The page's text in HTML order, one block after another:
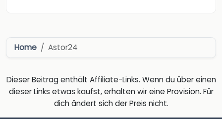
Home Astor24
Dieser Beitrag enthält Affiliate-Links. Wenn du über einen
dieser Links etwas kaufst, erhalten wir eine Provision. Für
dich ändert sich der Preis nicht.